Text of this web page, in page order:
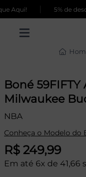
Aqui! 5% de
Boné
Milwaukee
NBA
Conheça o Modelo do
R$ 249,99
Em até 6x de 41,66